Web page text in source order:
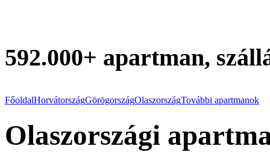
592.000+ apartman,
FőoldalHorvátországGörögországOlaszországTovábbi apartmanok
Olaszországi